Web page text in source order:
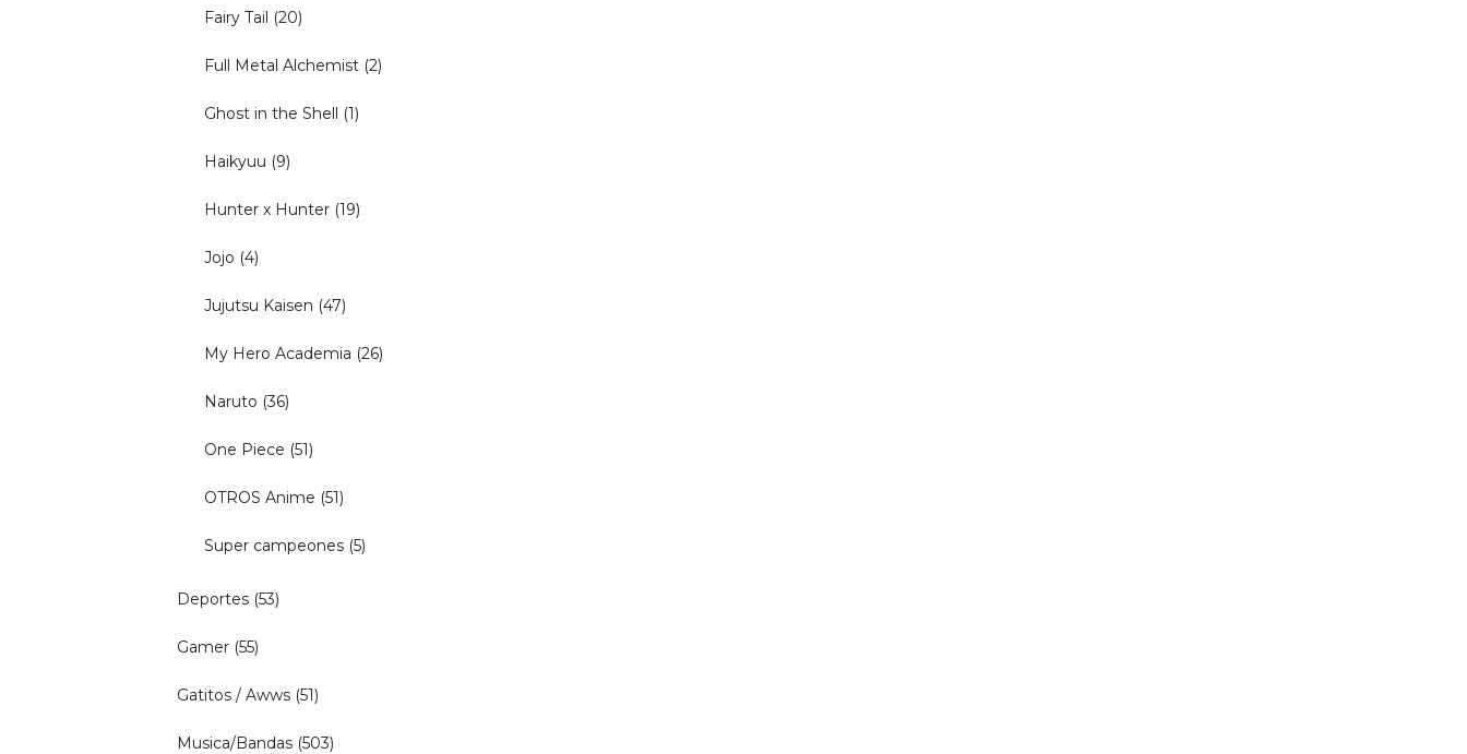
Fairy Tail (20)
Full Metal Alchemist (2)
Ghost in the Shell (1)
Haikyuu (9)
Hunter x Hunter (19)
Jojo (4)
Jujutsu Kaisen (47)
My Hero Academia (26)
Naruto (36)
One Piece (51)
OTROS Anime (51)
Super campeones (5)
Deportes (53)
Gamer (55)
Gatitos / Awws (51)
Musica/Bandas (503)